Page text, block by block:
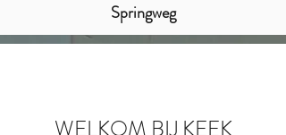
Springweg
WELKOM BIJ KEEK